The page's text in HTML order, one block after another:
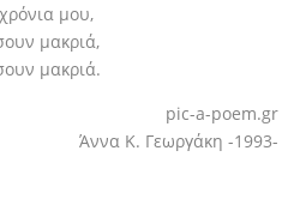
μου,
μακριά,
μακριά.
pic-a-poem.gr
Άννα Κ. Γεωργάκη -1993-